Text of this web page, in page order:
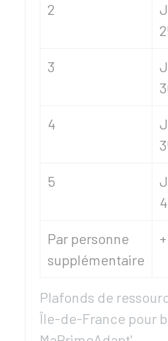
Plafonds de
Île-de-France pour
2
3
4
5
Par personne
supplémentaire
+